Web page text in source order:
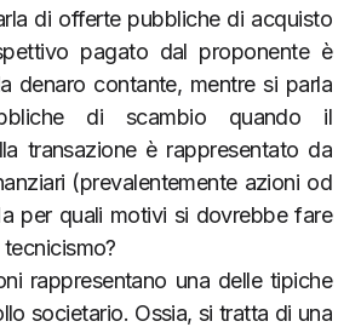
di offerte pubbliche di acquisto
pagato dal proponente è
denaro contante, mentre si parla
di scambio quando il
transazione è rappresentato da
(prevalentemente azioni od
per quali motivi si dovrebbe fare
rappresentano una delle tipiche
societario. Ossia, si tratta di una